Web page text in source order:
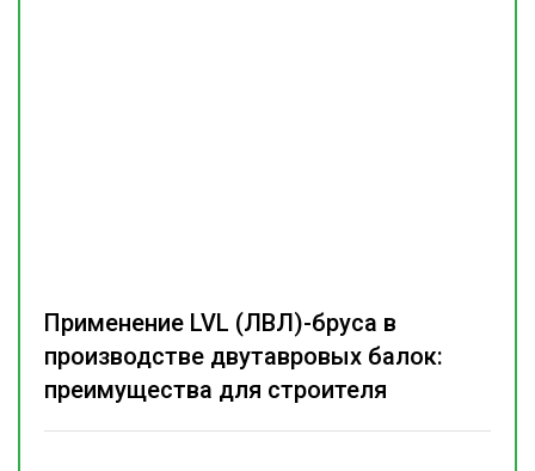
Применение LVL (ЛВЛ)-бруса в
производстве двутавровых балок:
преимущества для строителя